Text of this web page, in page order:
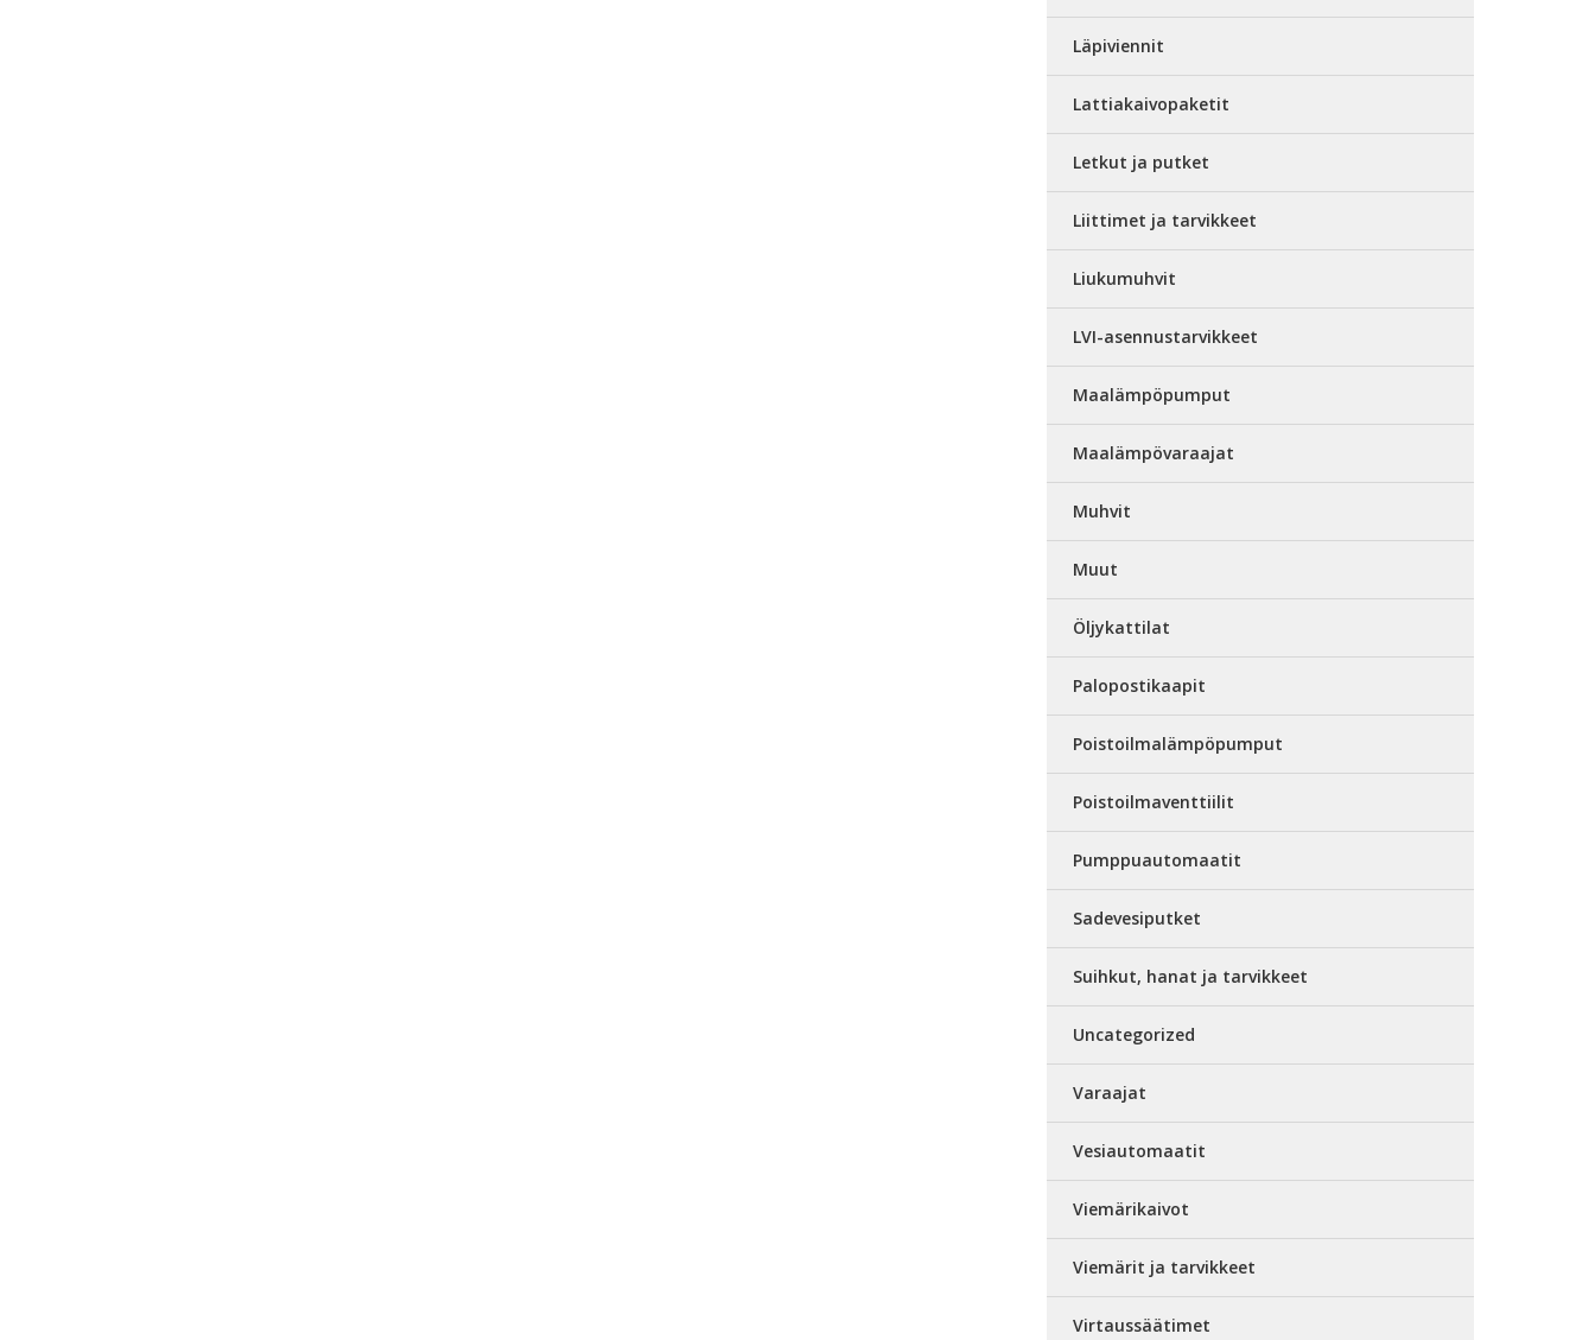
Läpiviennit
Lattiakaivopaketit
Letkut ja putket
Liittimet ja tarvikkeet
Liukumuhvit
LVI-asennustarvikkeet
Maalämpöpumput
Maalämpövaraajat
Muhvit
Muut
Öljykattilat
Palopostikaapit
Poistoilmalämpöpumput
Poistoilmaventtiilit
Pumppuautomaatit
Sadevesiputket
Suihkut, hanat ja tarvikkeet
Uncategorized
Varaajat
Vesiautomaatit
Viemärikaivot
Viemärit ja tarvikkeet
Virtaussäätimet